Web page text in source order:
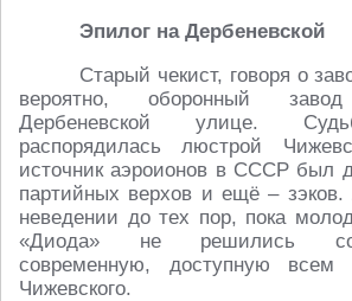
Эпилог на Дербеневской
Старый чекист, говоря о
вероятно, оборонный
Дербеневской улице.
распорядилась люстрой
источник аэроионов в СССР был
партийных верхов и ещё –
неведении до тех пор, пока
«Диода» не решились
современную, доступную
Чижевского.